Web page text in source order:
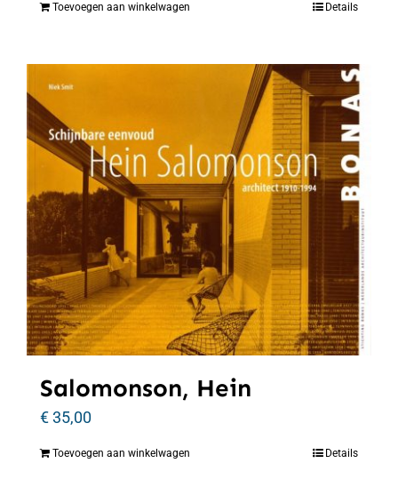
Toevoegen aan winkelwagen Details
Salomonson, Hein
€35,00
Toevoegen aan winkelwagen Details